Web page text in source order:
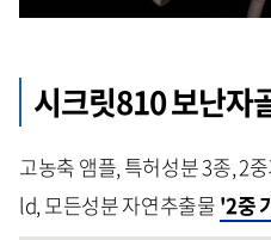
시크릿810 보난자
고농축 앰플, 특허성분 3종, 2
ld, 모든성분 자연추출물 '2중